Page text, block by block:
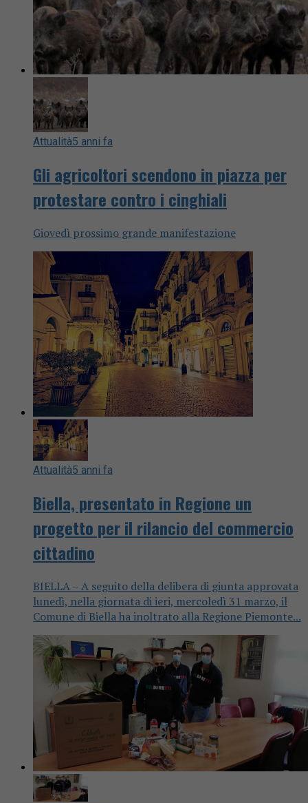
Attualità5 anni fa
Gli agricoltori scendono in piazza per
protestare contro i cinghiali
Giovedì prossimo grande manifestazione
Attualità5 anni fa
Biella, presentato in Regione un
progetto per il rilancio del commercio
cittadino
BIELLA – A seguito della delibera di giunta approvata
lunedì, nella giornata di ieri, mercoledì 31 marzo, il
Comune di Biella ha inoltrato alla Regione Piemonte...